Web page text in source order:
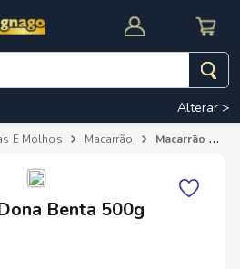
Alterar >
E Molhos Macarrão Macarrão Ovos Dona Benta 500g Espaguete
Benta 500g